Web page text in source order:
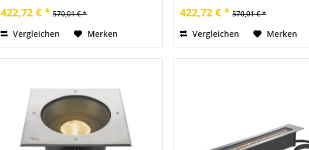
422,72 € * 570,01 € *
Vergleichen Merken
422,72 € * 570,01 € *
Vergleichen Merken